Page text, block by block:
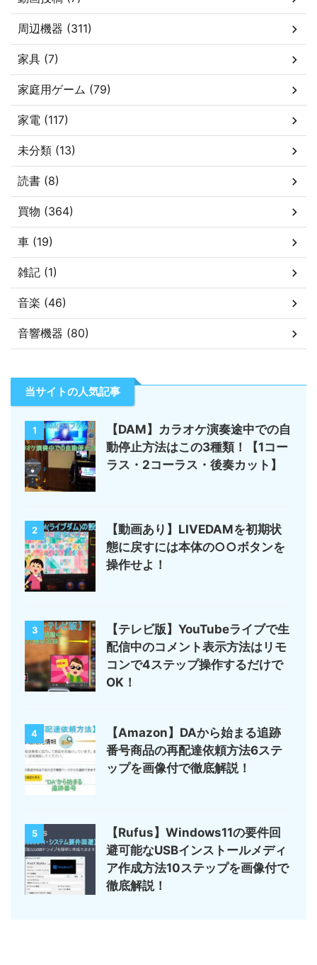
周辺機器 (311)
家具 (7)
家庭用ゲーム (79)
家電 (117)
未分類 (13)
読書 (8)
買物 (364)
車 (19)
雑記 (1)
音楽 (46)
音響機器 (80)
当サイトの人気記事
1
【DAM】カラオケ演奏途中での自
動停止方法はこの3種類！【1コー
ラス・2コーラス・後奏カット】
2
【動画あり】LIVEDAMを初期状
態に戻すには本体の○○ボタンを
操作せよ！
3
【テレビ版】YouTubeライブで生
配信中のコメント表示方法はリモ
コンで4ステップ操作するだけで
OK！
4
【Amazon】DAから始まる追跡
番号商品の再配達依頼方法6ステ
ップを画像付で徹底解説！
5
【Rufus】Windows11の要件回
避可能なUSBインストールメディ
ア作成方法10ステップを画像付で
徹底解説！